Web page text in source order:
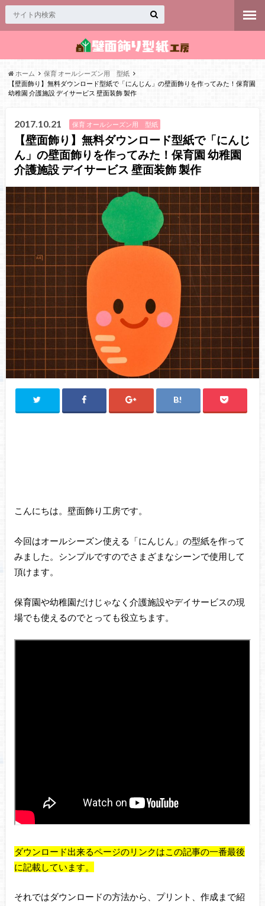
ホーム
保育 オールシーズン用 型紙
【壁面飾り】無料ダウンロード型紙で「にんじん」の壁面飾りを作ってみた！保育園
幼稚園 介護施設 デイサービス 壁面装飾 製作
2017.10.21 保育 オールシーズン用 型紙
【壁面飾り】無料ダウンロード型紙で「にんじ
ん」の壁面飾りを作ってみた！保育園 幼稚園
介護施設 デイサービス 壁面装飾 製作
こんにちは。壁面飾り工房です。
今回はオールシーズン使える「にんじん」の型紙を作って
みました。シンプルですのでさまざまなシーンで使用して
頂けます。
保育園や幼稚園だけじゃなく介護施設やデイサービスの現
場でも使えるのでとっても役立ちます。
ダウンロード出来るページのリンクはこの記事の一番最後
に記載しています。
それではダウンロードの方法から、プリント、作成まで紹